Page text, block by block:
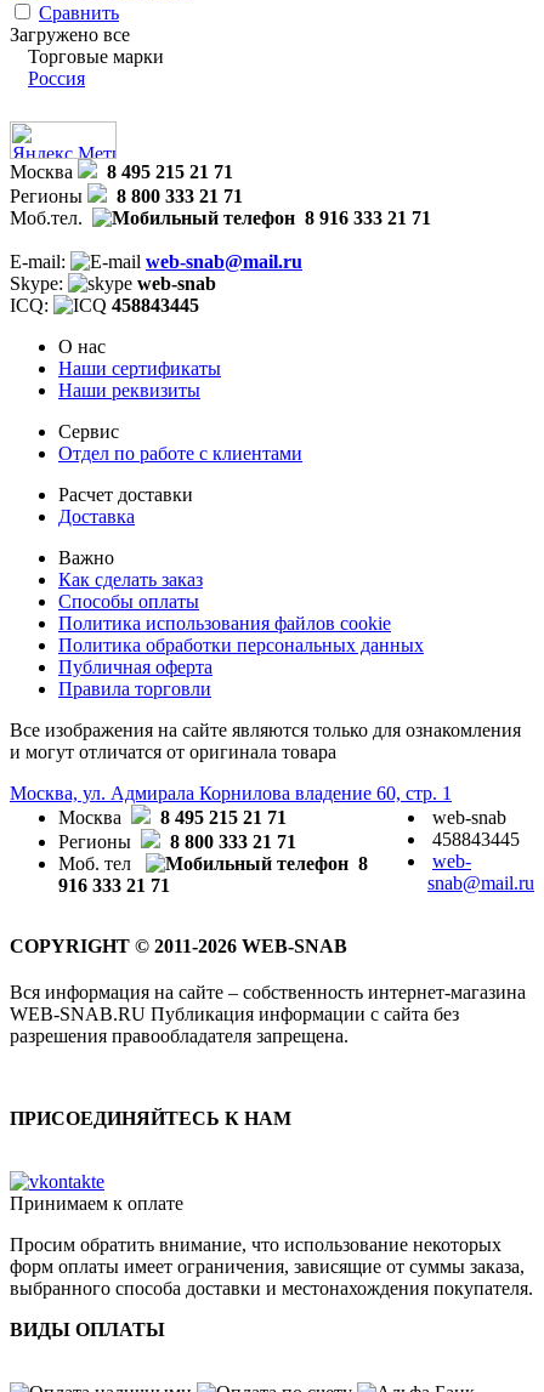
Сравнить
Загружено все
Торговые марки
Россия
Москва
8 495 215 21 71
Регионы
8 800 333 21 71
Моб.тел.
8 916 333 21 71
E-mail:
web-snab@mail.ru
Skype:
web-snab
ICQ:
458843445
О нас
Наши сертификаты
Наши реквизиты
Сервис
Отдел по работе с клиентами
Расчет доставки
Доставка
Важно
Как сделать заказ
Способы оплаты
Политика использования файлов cookie
Политика обработки персональных данных
Публичная оферта
Правила торговли
Все изображения на сайте являются только для ознакомления
и могут отличатся от оригинала товара
Москва, ул. Адмирала Корнилова владение 60, стр. 1
Москва
8 495 215 21 71
Регионы
8 800 333 21 71
Моб. тел
8
916 333 21 71
web-snab
458843445
web-
snab@mail.ru
COPYRIGHT © 2011-2026 WEB-SNAB
Вся информация на сайте – собственность интернет-магазина
WEB-SNAB.RU Публикация информации с сайта без
разрешения правообладателя запрещена.
ПРИСОЕДИНЯЙТЕСЬ К НАМ
Принимаем к оплате
Просим обратить внимание, что использование некоторых
форм оплаты имеет ограничения, зависящие от суммы заказа,
выбранного способа доставки и местонахождения покупателя.
ВИДЫ ОПЛАТЫ